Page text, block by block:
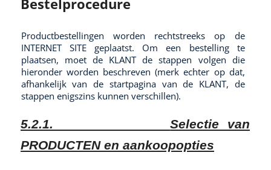
Productbestellingen worden rechtstreeks op de
INTERNET SITE geplaatst. Om een bestelling te
plaatsen, moet de KLANT de stappen volgen die
hieronder worden beschreven (merk echter op dat,
afhankelijk van de startpagina van de KLANT, de
stappen enigszins kunnen verschillen).
5.2.1.
Selectie van
PRODUCTEN en aankoopopties